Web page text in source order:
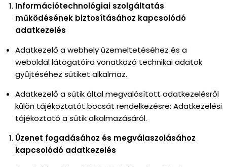
Információtechnológiai szolgáltatás
működésének biztosításához kapcsolódó
adatkezelés
Adatkezelő a webhely üzemeltetéséhez és a
weboldal látogatóira vonatkozó technikai adatok
gyűjtéséhez sütiket alkalmaz.
Adatkezelő a sütik által megvalósított adatkezelésről
külön tájékoztatót bocsát rendelkezésre: Adatkezelési
tájékoztató a sütik alkalmazásáról.
Üzenet fogadásához és megválaszolásához
kapcsolódó adatkezelés